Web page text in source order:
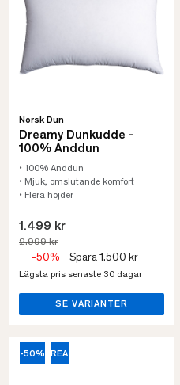
Norsk Dun
Dreamy Dunkudde -
100% Anddun
• 100% Anddun
• Mjuk, omslutande komfort
• Flera höjder
1.499 kr
2.999 kr
-50% Spara 1.500 kr
Lägsta pris senaste 30 dagar
SE VARIANTER
-50% REA